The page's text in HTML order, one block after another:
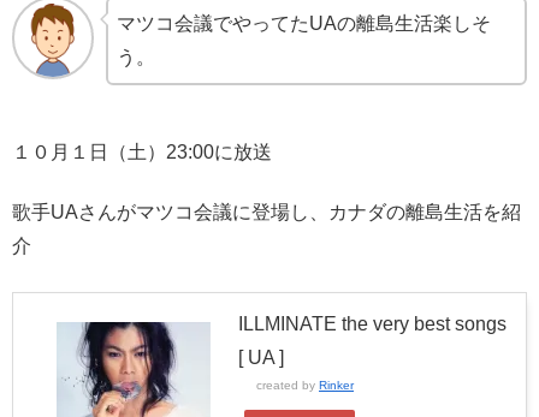
マツコ会議でやってたUAの離島生活楽しそ
う。
１０月１日（土）23:00に放送
歌手UAさんがマツコ会議に登場し、カナダの離島生活を紹
介
ILLMINATE the very best songs
[ UA ]
created by Rinker